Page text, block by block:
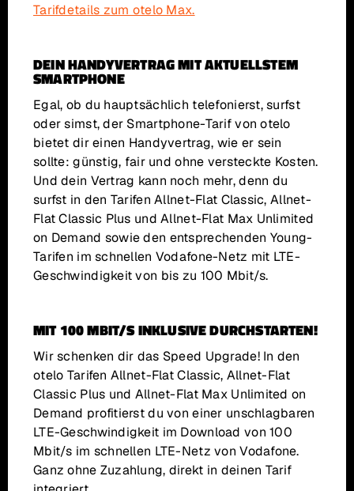
Tarifdetails zum otelo Max.
DEIN HANDYVERTRAG MIT AKTUELLSTEM
SMARTPHONE
Egal, ob du hauptsächlich telefonierst, surfst
oder simst, der Smartphone-Tarif von otelo
bietet dir einen Handyvertrag, wie er sein
sollte: günstig, fair und ohne versteckte Kosten.
Und dein Vertrag kann noch mehr, denn du
surfst in den Tarifen Allnet-Flat Classic, Allnet-
Flat Classic Plus und Allnet-Flat Max Unlimited
on Demand sowie den entsprechenden Young-
Tarifen im schnellen Vodafone-Netz mit LTE-
Geschwindigkeit von bis zu 100 Mbit/s.
MIT 100 MBIT/S INKLUSIVE DURCHSTARTEN!
Wir schenken dir das Speed Upgrade! In den
otelo Tarifen Allnet-Flat Classic, Allnet-Flat
Classic Plus und Allnet-Flat Max Unlimited on
Demand profitierst du von einer unschlagbaren
LTE-Geschwindigkeit im Download von 100
Mbit/s im schnellen LTE-Netz von Vodafone.
Ganz ohne Zuzahlung, direkt in deinen Tarif